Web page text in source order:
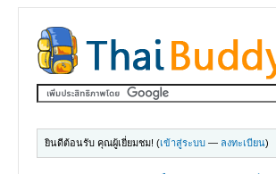
ยินดีต้อนรับ คุณผู้เยี่ยมชม! (เข้าสู่ระบบ — ลงทะเบียน)